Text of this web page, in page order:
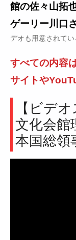
館の佐々山拓
ゲーリー川口
デオも用意されてい
すべての内容
サイトや
【ビデ
文化会館
本国総領